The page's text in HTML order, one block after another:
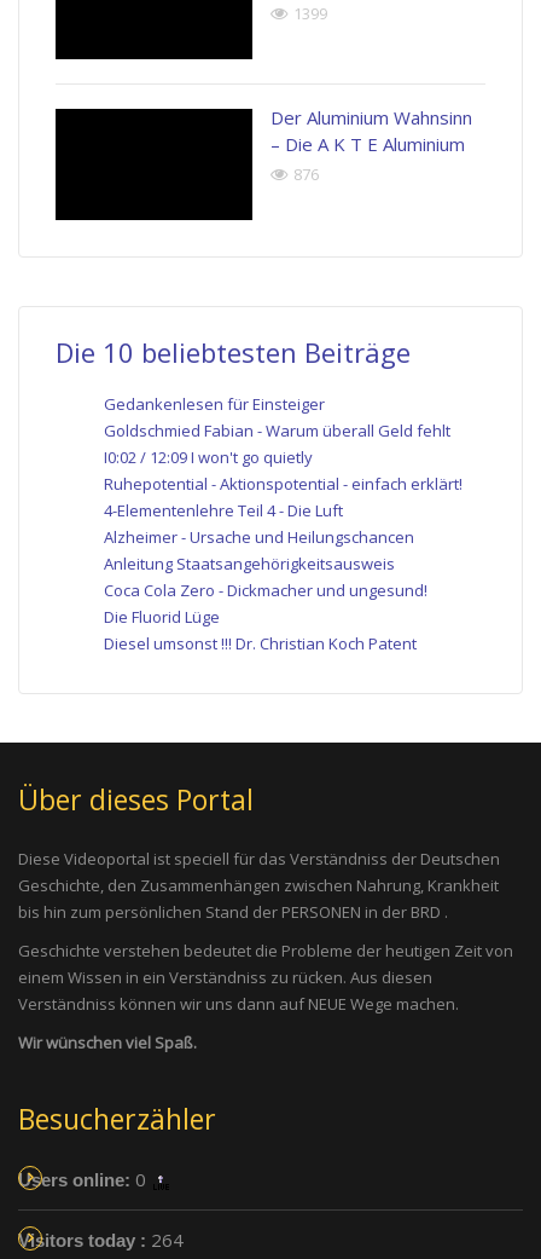
1399
Der Aluminium Wahnsinn
– Die A K T E Aluminium
876
Die 10 beliebtesten Beiträge
Gedankenlesen für Einsteiger
Goldschmied Fabian - Warum überall Geld fehlt
I0:02 / 12:09 I won't go quietly
Ruhepotential - Aktionspotential - einfach erklärt!
4-Elementenlehre Teil 4 - Die Luft
Alzheimer - Ursache und Heilungschancen
Anleitung Staatsangehörigkeitsausweis
Coca Cola Zero - Dickmacher und ungesund!
Die Fluorid Lüge
Diesel umsonst !!! Dr. Christian Koch Patent
Über dieses Portal
Diese Videoportal ist speciell für das Verständniss der Deutschen
Geschichte, den Zusammenhängen zwischen Nahrung, Krankheit
bis hin zum persönlichen Stand der PERSONEN in der BRD .
Geschichte verstehen bedeutet die Probleme der heutigen Zeit von
einem Wissen in ein Verständniss zu rücken. Aus diesen
Verständniss können wir uns dann auf NEUE Wege machen.
Wir wünschen viel Spaß.
Besucherzähler
Users online: 0
Visitors today : 264